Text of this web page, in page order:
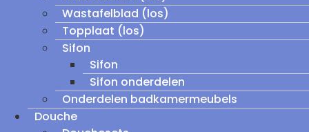
Wastafelblad (los)
Topplaat (los)
Sifon
Sifon
Sifon onderdelen
Onderdelen badkamermeubels
Douche